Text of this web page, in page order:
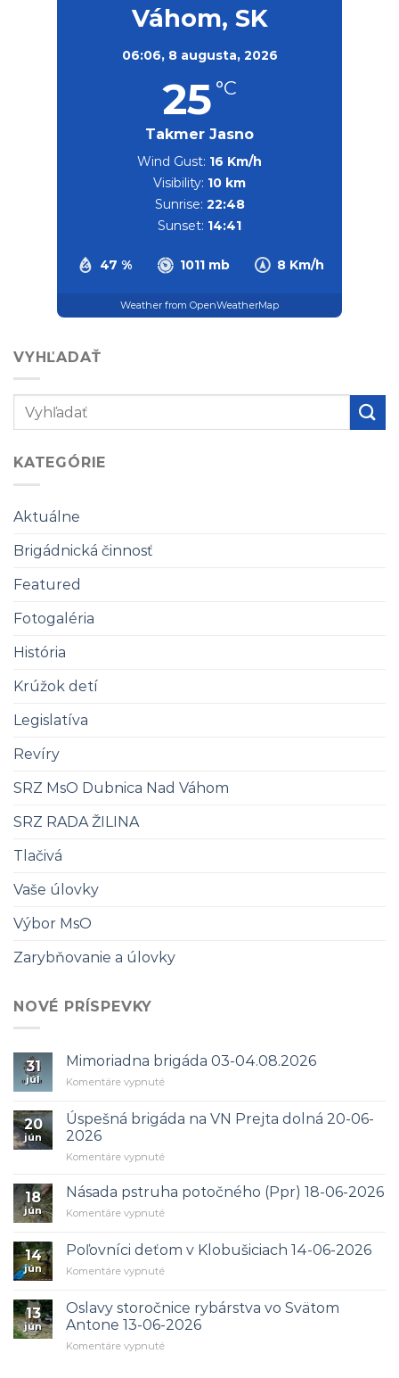
Váhom, SK
06:06, 8 augusta, 2026
25 °C
Takmer Jasno
47 % 1011 mb 8 Km/h
Wind Gust: 16 Km/h
Visibility: 10 km
Sunrise: 22:48
Sunset: 14:41
Weather from OpenWeatherMap
VYHĽADAŤ
KATEGÓRIE
Aktuálne
Brigádnická činnosť
Featured
Fotogaléria
História
Krúžok detí
Legislatíva
Revíry
SRZ MsO Dubnica Nad Váhom
SRZ RADA ŽILINA
Tlačivá
Vaše úlovky
Výbor MsO
Zarybňovanie a úlovky
NOVÉ PRÍSPEVKY
31
júl
Mimoriadna brigáda 03-04.08.2026
Komentáre vypnuténa
brigáda
03-
20
jún
Úspešná brigáda na VN Prejta dolná 20-06-
2026
Komentáre vypnuténa
brigáda
VN
dolná
18
jún
Násada pstruha potočného (Ppr) 18-06-2026
Komentáre vypnuténa
pstruha
potočného
(Ppr)
06-
2026
14
jún
Poľovníci deťom v Klobušiciach 14-06-2026
Komentáre vypnuténa
deťom
v
Klobušiciach
14-
13
jún
Oslavy storočnice rybárstva vo Svätom
Antone 13-06-2026
Komentáre vypnuténa